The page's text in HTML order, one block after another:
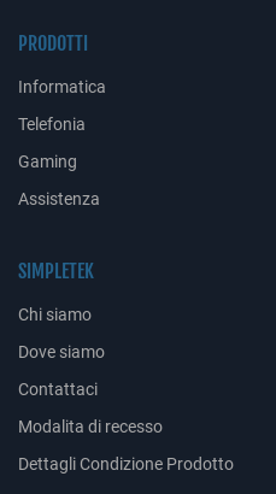
PRODOTTI
Informatica
Telefonia
Gaming
Assistenza
SIMPLETEK
Chi siamo
Dove siamo
Contattaci
Modalita di recesso
Dettagli Condizione Prodotto